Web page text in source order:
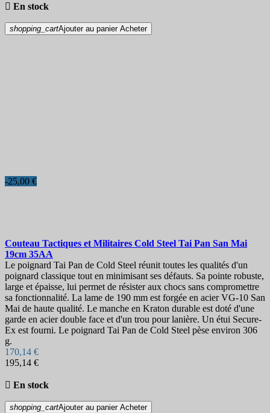
 En stock
shopping_cartAjouter au panier Acheter
-25,00 €
Couteau Tactiques et Militaires Cold Steel Tai Pan San Mai
19cm 35AA
Le poignard Tai Pan de Cold Steel réunit toutes les qualités d'un
poignard classique tout en minimisant ses défauts. Sa pointe robuste,
large et épaisse, lui permet de résister aux chocs sans compromettre
sa fonctionnalité. La lame de 190 mm est forgée en acier VG-10 San
Mai de haute qualité. Le manche en Kraton durable est doté d'une
garde en acier double face et d'un trou pour lanière. Un étui Secure-
Ex est fourni. Le poignard Tai Pan de Cold Steel pèse environ 306
g.
170,14 €
195,14 €
 En stock
shopping_cartAjouter au panier Acheter